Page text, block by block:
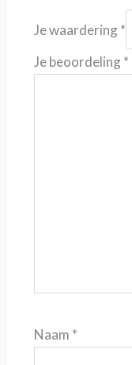
Je waardering*
Je beoordeling*
Naam *